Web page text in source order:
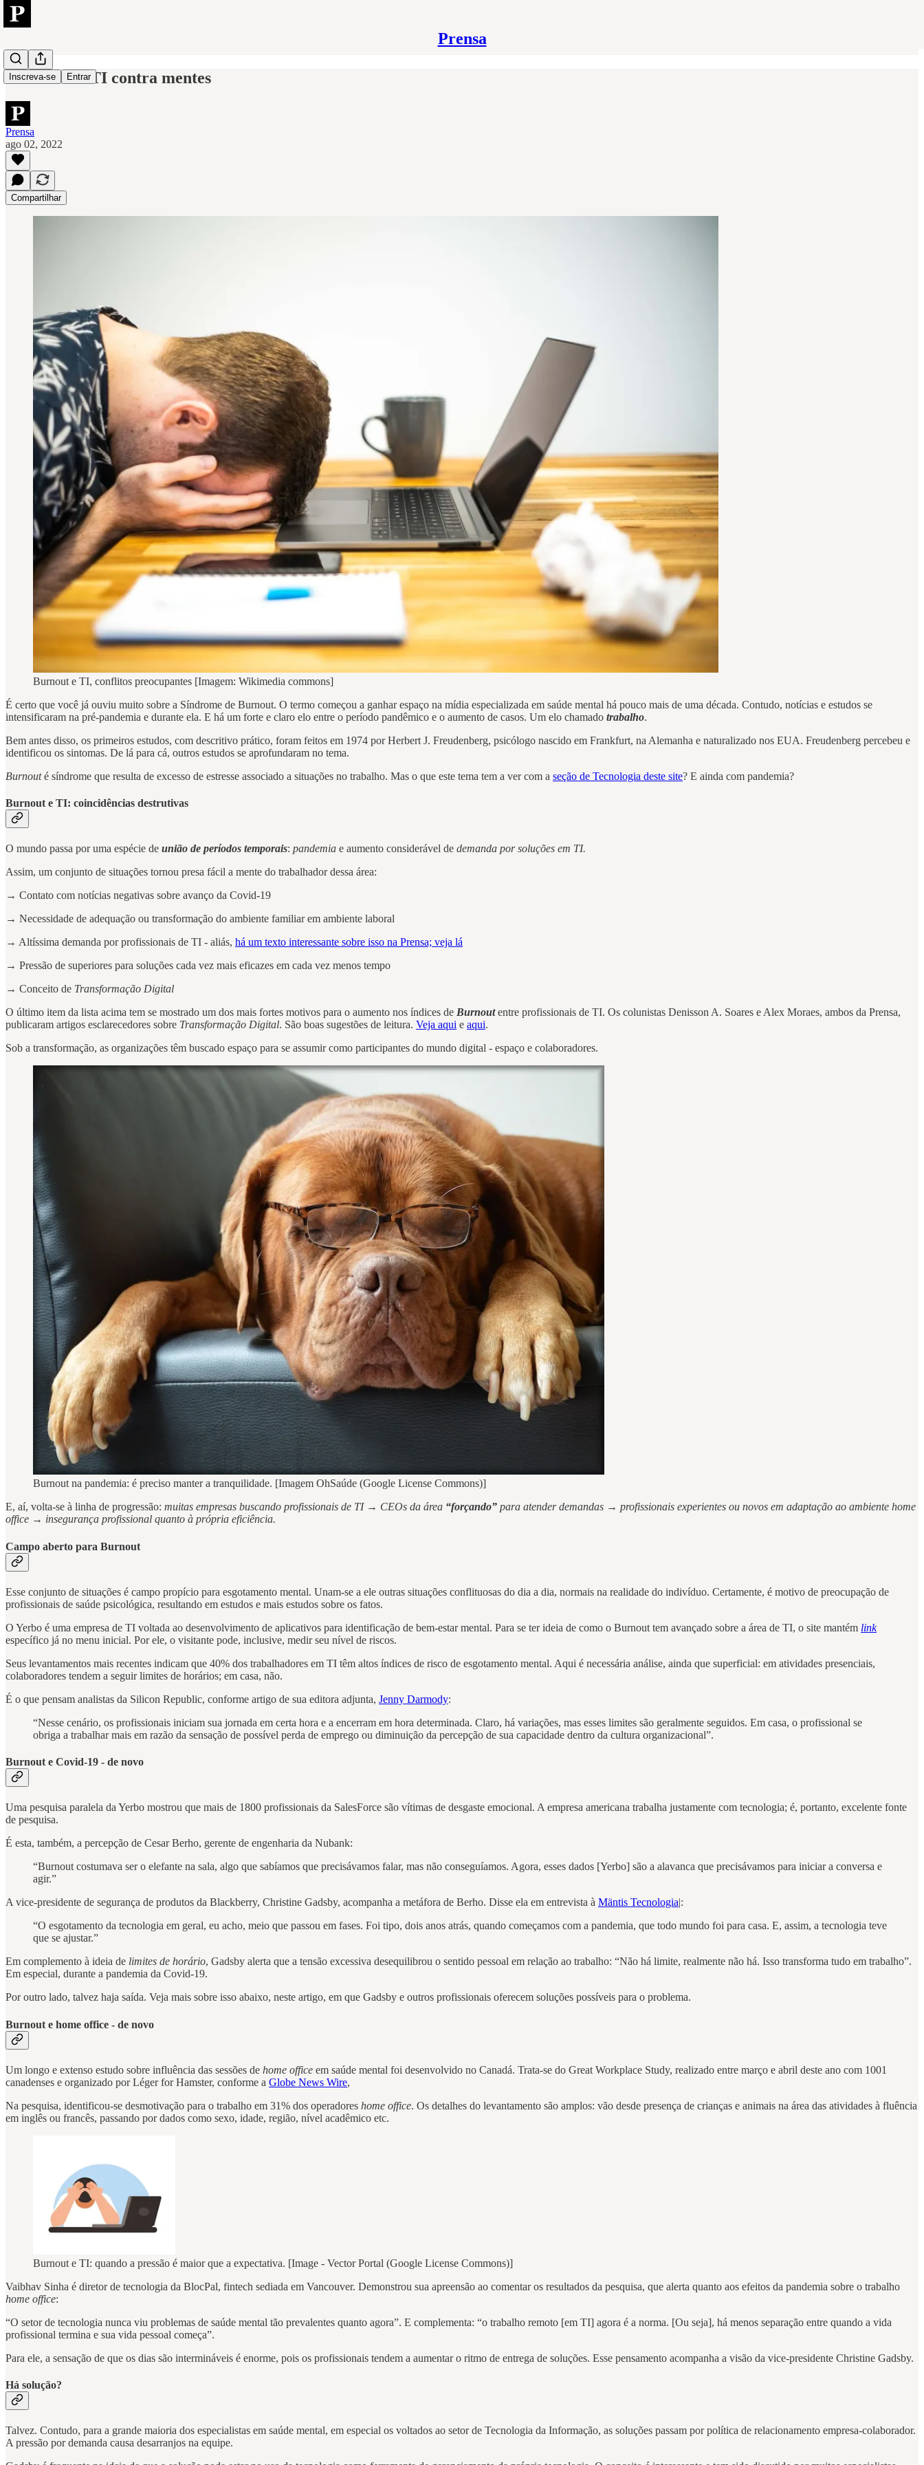
Prensa
Inscreva-se Entrar
Burnout na TI contra mentes
Prensa
ago 02, 2022
Compartilhar
Burnout e TI, conflitos preocupantes [Imagem: Wikimedia commons]
É certo que você já ouviu muito sobre a Síndrome de Burnout. O termo começou a ganhar espaço na mídia especializada em saúde mental há pouco mais de uma década. Contudo, notícias e estudos se
intensificaram na pré-pandemia e durante ela. E há um forte e claro elo entre o período pandêmico e o aumento de casos. Um elo chamado trabalho.
Bem antes disso, os primeiros estudos, com descritivo prático, foram feitos em 1974 por Herbert J. Freudenberg, psicólogo nascido em Frankfurt, na Alemanha e naturalizado nos EUA. Freudenberg percebeu e
identificou os sintomas. De lá para cá, outros estudos se aprofundaram no tema.
Burnouté síndrome que resulta de excesso de estresse associado a situações no trabalho. Mas o que este tema tem a ver com a seção de Tecnologia deste site? E ainda com pandemia?
Burnout e TI: coincidências destrutivas
O mundo passa por uma espécie de união de períodos temporais: pandemia e aumento considerável de demanda por soluções em TI.
Assim, um conjunto de situações tornou presa fácil a mente do trabalhador dessa área:
→ Contato com notícias negativas sobre avanço da Covid-19
→ Necessidade de adequação ou transformação do ambiente familiar em ambiente laboral
→ Altíssima demanda por profissionais de TI - aliás, há um texto interessante sobre isso na Prensa; veja lá
→ Pressão de superiores para soluções cada vez mais eficazes em cada vez menos tempo
→ Conceito de Transformação Digital
O último item da lista acima tem se mostrado um dos mais fortes motivos para o aumento nos índices de Burnoutentre profissionais de TI. Os colunistas Denisson A. Soares e Alex Moraes, ambos da Prensa,
publicaram artigos esclarecedores sobre Transformação Digital. São boas sugestões de leitura. Veja aqui e aqui.
Sob a transformação, as organizações têm buscado espaço para se assumir como participantes do mundo digital - espaço e colaboradores.
Burnout na pandemia: é preciso manter a tranquilidade. [Imagem OhSaúde (Google License Commons)]
E, aí, volta-se à linha de progressão: muitas empresas buscando profissionais de TI → CEOs da área “forçando” para atender demandas → profissionais experientes ou novos em adaptação ao ambiente home
office → insegurança profissional quanto à própria eficiência.
Campo aberto para Burnout
Esse conjunto de situações é campo propício para esgotamento mental. Unam-se a ele outras situações conflituosas do dia a dia, normais na realidade do indivíduo. Certamente, é motivo de preocupação de
profissionais de saúde psicológica, resultando em estudos e mais estudos sobre os fatos.
O Yerbo é uma empresa de TI voltada ao desenvolvimento de aplicativos para identificação de bem-estar mental. Para se ter ideia de como o Burnout tem avançado sobre a área de TI, o site mantém link
específico já no menu inicial. Por ele, o visitante pode, inclusive, medir seu nível de riscos.
Seus levantamentos mais recentes indicam que 40% dos trabalhadores em TI têm altos índices de risco de esgotamento mental. Aqui é necessária análise, ainda que superficial: em atividades presenciais,
colaboradores tendem a seguir limites de horários; em casa, não.
É o que pensam analistas da Silicon Republic, conforme artigo de sua editora adjunta, Jenny Darmody:
“Nesse cenário, os profissionais iniciam sua jornada em certa hora e a encerram em hora determinada. Claro, há variações, mas esses limites são geralmente seguidos. Em casa, o profissional se
obriga a trabalhar mais em razão da sensação de possível perda de emprego ou diminuição da percepção de sua capacidade dentro da cultura organizacional”.
Burnout e Covid-19 - de novo
Uma pesquisa paralela da Yerbo mostrou que mais de 1800 profissionais da SalesForce são vítimas de desgaste emocional. A empresa americana trabalha justamente com tecnologia; é, portanto, excelente fonte
de pesquisa.
É esta, também, a percepção de Cesar Berho, gerente de engenharia da Nubank:
“Burnout costumava ser o elefante na sala, algo que sabíamos que precisávamos falar, mas não conseguíamos. Agora, esses dados [Yerbo] são a alavanca que precisávamos para iniciar a conversa e
agir.”
A vice-presidente de segurança de produtos da Blackberry, Christine Gadsby, acompanha a metáfora de Berho. Disse ela em entrevista à Mäntis Tecnologia |:
“O esgotamento da tecnologia em geral, eu acho, meio que passou em fases. Foi tipo, dois anos atrás, quando começamos com a pandemia, que todo mundo foi para casa. E, assim, a tecnologia teve
que se ajustar.”
Em complemento à ideia de limites de horário, Gadsby alerta que a tensão excessiva desequilibrou o sentido pessoal em relação ao trabalho: “Não há limite, realmente não há. Isso transforma tudo em trabalho”.
Em especial, durante a pandemia da Covid-19.
Por outro lado, talvez haja saída. Veja mais sobre isso abaixo, neste artigo, em que Gadsby e outros profissionais oferecem soluções possíveis para o problema.
Burnout e home office - de novo
Um longo e extenso estudo sobre influência das sessões de home office em saúde mental foi desenvolvido no Canadá. Trata-se do Great Workplace Study, realizado entre março e abril deste ano com 1001
canadenses e organizado por Léger for Hamster, conforme a Globe News Wire,
Na pesquisa, identificou-se desmotivação para o trabalho em 31% dos operadores home office. Os detalhes do levantamento são amplos: vão desde presença de crianças e animais na área das atividades à fluência
em inglês ou francês, passando por dados como sexo, idade, região, nível acadêmico etc.
Burnout e TI: quando a pressão é maior que a expectativa. [Image - Vector Portal (Google License Commons)]
Vaibhav Sinha é diretor de tecnologia da BlocPal, fintech sediada em Vancouver. Demonstrou sua apreensão ao comentar os resultados da pesquisa, que alerta quanto aos efeitos da pandemia sobre o trabalho
home office:
“O setor de tecnologia nunca viu problemas de saúde mental tão prevalentes quanto agora”. E complementa: “o trabalho remoto [em TI] agora é a norma. [Ou seja], há menos separação entre quando a vida
profissional termina e sua vida pessoal começa”.
Para ele, a sensação de que os dias são intermináveis é enorme, pois os profissionais tendem a aumentar o ritmo de entrega de soluções. Esse pensamento acompanha a visão da vice-presidente Christine Gadsby.
Há solução?
Talvez. Contudo, para a grande maioria dos especialistas em saúde mental, em especial os voltados ao setor de Tecnologia da Informação, as soluções passam por política de relacionamento empresa-colaborador.
A pressão por demanda causa desarranjos na equipe.